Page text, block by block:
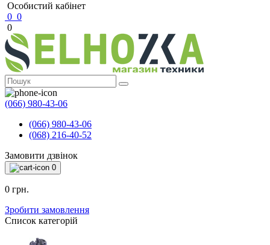
Особистий кабінет
0 0
0
(066) 980-43-06
(066) 980-43-06
(068) 216-40-52
Замовити дзвінок
0
0 грн.
Зробити замовлення
Список категорій